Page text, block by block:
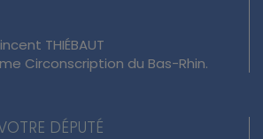
THIÉBAUT
Circonscription du Bas-Rhin.
DÉPUTÉ